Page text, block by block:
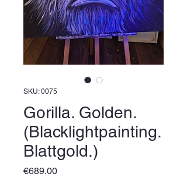
SKU: 0075
Gorilla. Golden.
(Blacklightpainting.
Blattgold.)
€689.00Price